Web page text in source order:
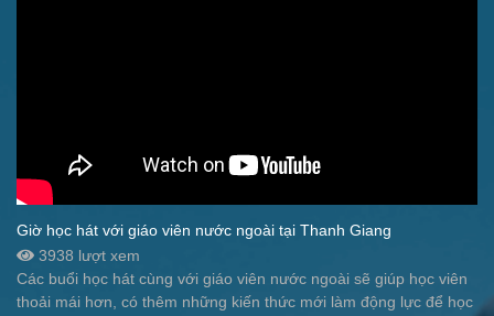
Giờ học hát với giáo viên nước ngoài tại Thanh Giang
3938 lượt xem
Các buổi học hát cùng với giáo viên nước ngoài sẽ giúp học viên
thoải mái hơn, có thêm những kiến thức mới làm động lực để học